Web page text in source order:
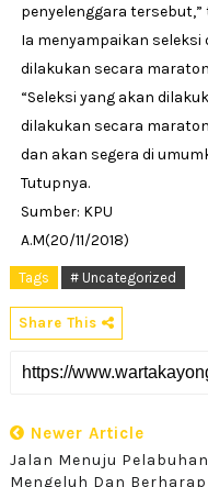
penyelenggara tersebut,”
Ia menyampaikan
dilakukan secara
“Seleksi yang akan
dilakukan secara
dan akan segera di
Tutupnya.
Sumber: KPU
A.M(20/11/2018)
Tags # Uncategorized
Share This
Newer Article
Jalan Menuju
Mengeluh Dan